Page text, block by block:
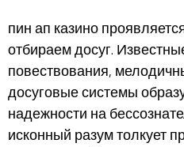
пин ап казино
отбираем досуг.
повествования,
досуговые системы
надежности на
исконный разум толкует